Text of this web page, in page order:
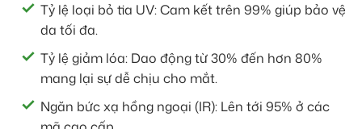
Tỷ lệ loại bỏ tia UV: Cam kết trên 99% giúp bảo vệ
da tối đa.
Tỷ lệ giảm lóa: Dao động từ 30% đến hơn 80%
mang lại sự dễ chịu cho mắt.
Ngăn bức xạ hồng ngoại (IR): Lên tới 95% ở các